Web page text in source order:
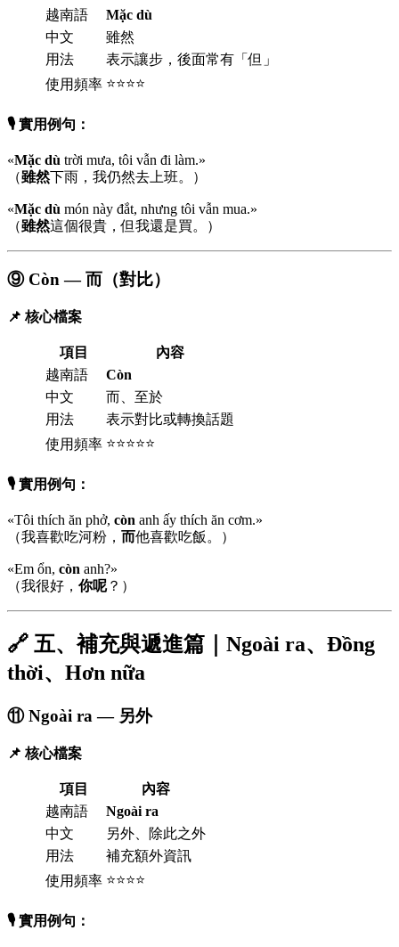
越南語
Mặc dù
中文
雖然
用法
表示讓步，後面常有「但」
使用頻率 ⭐⭐⭐⭐
🎙️ 實用例句：
«Mặc dù trời mưa, tôi vẫn đi làm.»
（雖然下雨，我仍然去上班。）
«Mặc dù món này đắt, nhưng tôi vẫn mua.»
（雖然這個很貴，但我還是買。）
⑨ Còn — 而（對比）
📌 核心檔案
項目
內容
越南語
Còn
中文
而、至於
用法
表示對比或轉換話題
使用頻率 ⭐⭐⭐⭐⭐
🎙️ 實用例句：
«Tôi thích ăn phở, còn anh ấy thích ăn cơm.»
（我喜歡吃河粉， 而他喜歡吃飯。）
«Em ổn, còn anh?»
（我很好， 你呢？）
🔗 五、補充與遞進篇｜Ngoài ra、Đồng
thời、Hơn nữa
⑪ Ngoài ra — 另外
📌 核心檔案
項目
內容
越南語
Ngoài ra
中文
另外、除此之外
用法
補充額外資訊
使用頻率 ⭐⭐⭐⭐
🎙️ 實用例句：